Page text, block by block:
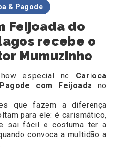
& Pagode
Feijoada do
recebe o
Mumuzinho
especial no Carioca
com Feijoada no
que fazem a diferença
para ele: é carismático,
sai fácil e costuma ter a
convoca a multidão a